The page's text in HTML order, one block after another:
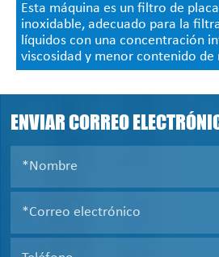
Esta máquina es un filtro de
inoxidable, adecuado para la
líquidos con una concentración
viscosidad y menor contenido
los requisitos de filtración fina y
ENVIAR CORREO